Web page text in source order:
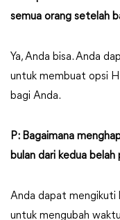
semua orang setelah
Ya, Anda bisa. Anda
untuk membuat opsi
bagi Anda.
P: Bagaimana
bulan dari kedua belah
Anda dapat mengikuti
untuk mengubah